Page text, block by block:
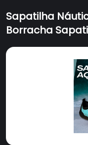
Sapatilha
Borracha